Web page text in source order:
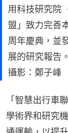
用科技研究院
盟」致力完善
周年慶典，並
展的研究報告。
攝影：鄭子峰
「智慧出行車
學術界和研究